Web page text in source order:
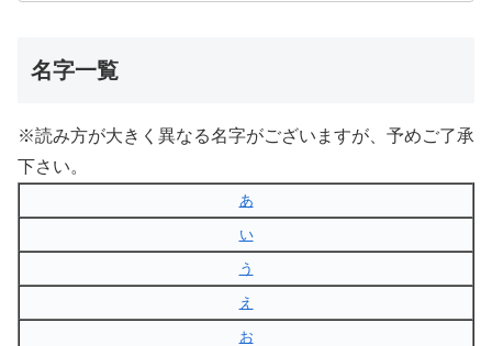
名字一覧
※読み方が大きく異なる名字がございますが、予めご了承
下さい。
あ
い
う
え
お